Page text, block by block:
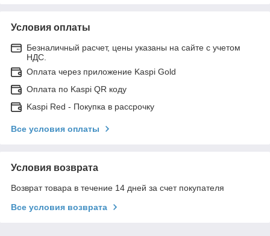
Условия оплаты
Безналичный расчет, цены указаны на сайте с учетом
НДС.
Оплата через приложение Kaspi Gold
Оплата по Kaspi QR коду
Kaspi Red - Покупка в рассрочку
Все условия оплаты
Условия возврата
Возврат товара в течение 14 дней за счет покупателя
Все условия возврата